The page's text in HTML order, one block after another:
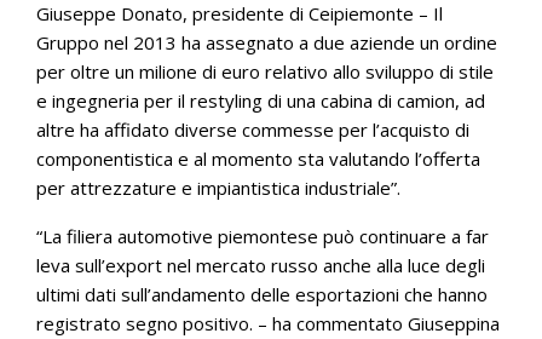
Giuseppe Donato, presidente di Ceipiemonte – Il
Gruppo nel 2013 ha assegnato a due aziende un ordine
per oltre un milione di euro relativo allo sviluppo di stile
e ingegneria per il restyling di una cabina di camion, ad
altre ha affidato diverse commesse per l’acquisto di
componentistica e al momento sta valutando l’offerta
per attrezzature e impiantistica industriale”.
“La filiera automotive piemontese può continuare a far
leva sull’export nel mercato russo anche alla luce degli
ultimi dati sull’andamento delle esportazioni che hanno
registrato segno positivo. – ha commentato Giuseppina